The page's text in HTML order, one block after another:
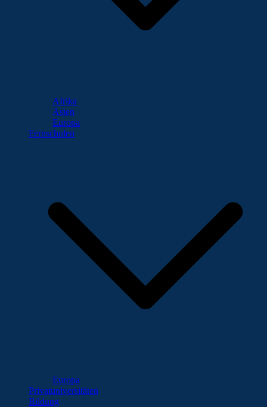
Afrika
Asien
Europa
Fernschulen
Europa
Privatuniversitäten
Bildung